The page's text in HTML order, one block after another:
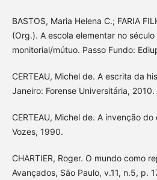
BASTOS, Maria Helena C.; FARIA
(Org.). A escola elementar no
monitorial/mútuo. Passo Fundo:
CERTEAU, Michel de. A escrita da
Janeiro: Forense Universitária, 2010.
CERTEAU, Michel de. A invenção
Vozes, 1990.
CHARTIER, Roger. O mundo como
Avançados, São Paulo, v.11, n.5, p.